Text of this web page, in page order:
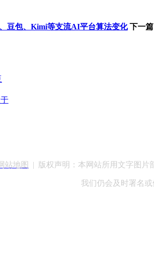
豆包、Kimi等支流AI平台算法变化 下一篇
站地图 | 版权声明：本网站所用文字图片
我们仍会及时署名